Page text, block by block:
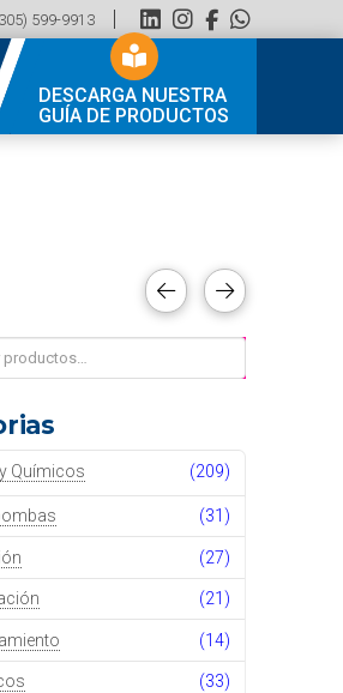
599-9913
DESCARGA NUESTRA
GUÍA DE PRODUCTOS
Químicos (209)
(31)
(27)
(21)
(14)
(33)